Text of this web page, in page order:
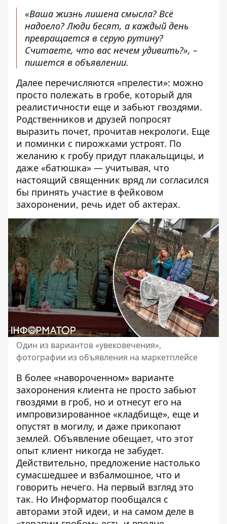
«Ваша жизнь лишена смысла? Всё
надоело? Люди бесят, а каждый день
превращается в серую рутину?
Считаете, что вас нечем удивить?», –
пишется в объявлении.
Далее перечисляются «прелести»: можно
просто полежать в гробе, который для
реалистичности еще и забьют гвоздями.
Родственников и друзей попросят
выразить почет, прочитав некрологи. Еще
и поминки с пирожками устроят. По
желанию к гробу придут плакальщицы, и
даже «батюшка» — учитывая, что
настоящий священник вряд ли согласился
бы принять участие в фейковом
захоронении, речь идет об актерах.
Один из вариантов «увековечения»,
фотографии из объявления на маркетплейсе
В более «навороченном» варианте
захоронения клиента не просто забьют
гвоздями в гроб, но и отнесут его на
импровизированное «кладбище», еще и
опустят в могилу, и даже прикопают
землей. Объявление обещает, что этот
опыт клиент никогда не забудет.
Действительно, предложение настолько
сумасшедшее и взбалмошное, что и
говорить нечего. На первый взгляд это
так. Но Информатор пообщался с
авторами этой идеи, и на самом деле в